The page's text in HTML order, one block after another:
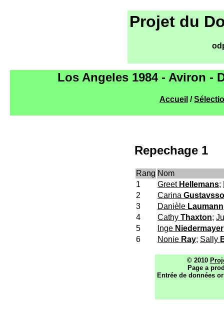
Projet du
Los Angeles 1984 - Aviron -
Accueil /
Repechage 1
Rang Nom
1
Greet Hellemans;
2
Carina
3
Danièle Laumann
4
Cathy Thaxton;
5
Inge Niedermayer
6
Nonie Ray; Sally
© 2010
Page a
Entrée de données